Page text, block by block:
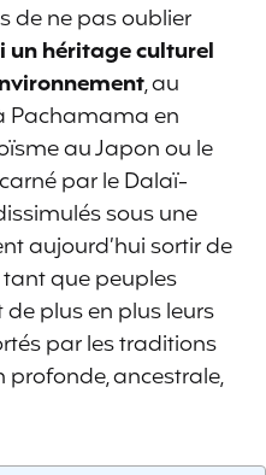
de ne pas oublier
un héritage culturel
, au
Pachamama en
au Japon ou le
par le Dalaï-
sous une
aujourd’hui sortir de
tant que peuples
plus en plus leurs
par les traditions
ancestrale,